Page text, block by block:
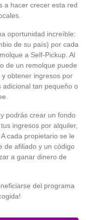
a hacer crecer esta red
oportunidad increíble:
de su país) por cada
a Self-Pickup. Al
de un remolque puede
obtener ingresos por
tan pequeño o
podrás crear un fondo
ingresos por alquiler,
cada propietario se le
de afiliado y un código
a ganar dinero de
del programa